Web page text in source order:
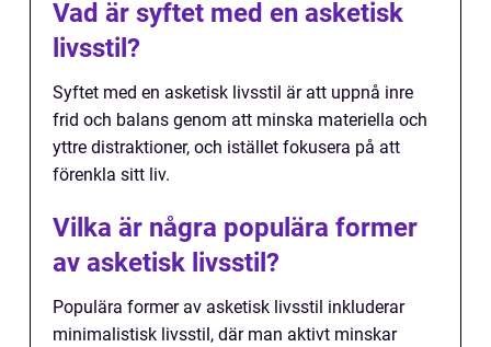
Vad är syftet med en asketisk
livsstil?
Syftet med en asketisk livsstil är att uppnå inre
frid och balans genom att minska materiella och
yttre distraktioner, och istället fokusera på att
förenkla sitt liv.
Vilka är några populära former
av asketisk livsstil?
Populära former av asketisk livsstil inkluderar
minimalistisk livsstil, där man aktivt minskar